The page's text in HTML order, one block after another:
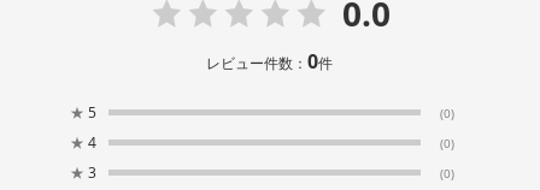
0.0
レビュー件数：0件
★ 5 (0)
★ 4 (0)
★ 3 (0)